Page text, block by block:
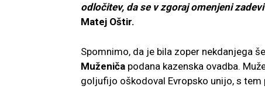
odločitev, da se v zgoraj omenjeni
Matej Oštir.
Spomnimo, da je bila zoper nekdanjega
Muženiča podana kazenska ovadba.
goljufijo oškodoval Evropsko unijo, s